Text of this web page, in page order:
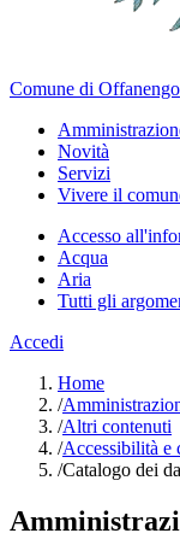
Comune di Offanengo
Novità
Servizi
Vivere il
Accesso
Acqua
Aria
Tutti gli
Accedi
Home
/
/Altri contenuti
/Accessibilità e
/Catalogo dei